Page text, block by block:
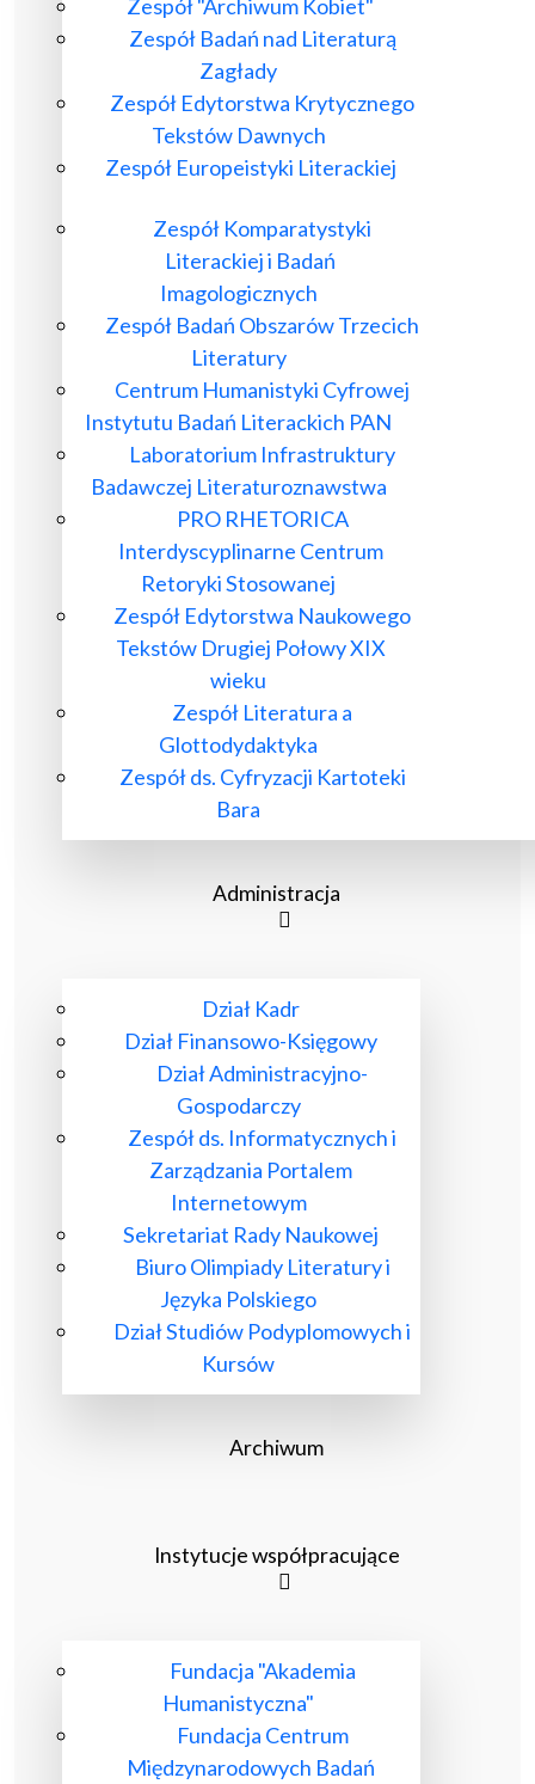
Zespół "Archiwum Kobiet"
Zespół Badań nad Literaturą
Zagłady
Zespół Edytorstwa Krytycznego
Tekstów Dawnych
Zespół Europeistyki Literackiej
Zespół Komparatystyki
Literackiej i Badań
Imagologicznych
Zespół Badań Obszarów Trzecich
Literatury
Centrum Humanistyki Cyfrowej
Instytutu Badań Literackich PAN
Laboratorium Infrastruktury
Badawczej Literaturoznawstwa
PRO RHETORICA
Interdyscyplinarne Centrum
Retoryki Stosowanej
Zespół Edytorstwa Naukowego
Tekstów Drugiej Połowy XIX
wieku
Zespół Literatura a
Glottodydaktyka
Zespół ds. Cyfryzacji Kartoteki
Bara
Administracja
Dział Kadr
Dział Finansowo-Księgowy
Dział Administracyjno-
Gospodarczy
Zespół ds. Informatycznych i
Zarządzania Portalem
Internetowym
Sekretariat Rady Naukowej
Biuro Olimpiady Literatury i
Języka Polskiego
Dział Studiów Podyplomowych i
Kursów
Archiwum
Instytucje współpracujące
Fundacja "Akademia
Humanistyczna"
Fundacja Centrum
Międzynarodowych Badań